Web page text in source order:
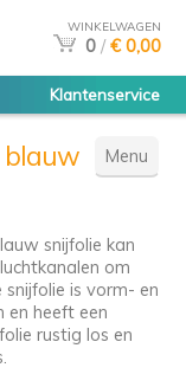
WINKELWAGEN
0 / € 0,00
Klantenservice
Menu
blauw
snijfolie kan
om
is vorm- en
en heeft een
rustig los en